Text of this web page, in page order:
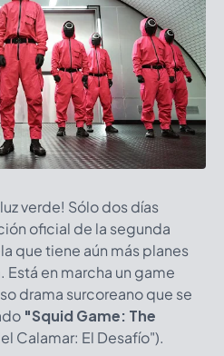
verde! Sólo dos días
oficial de la segunda
que tiene aún más planes
en marcha un game
drama surcoreano que se
"Squid Game: The
Calamar: El Desafío").